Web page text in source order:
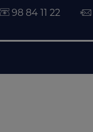
98 84 11 22